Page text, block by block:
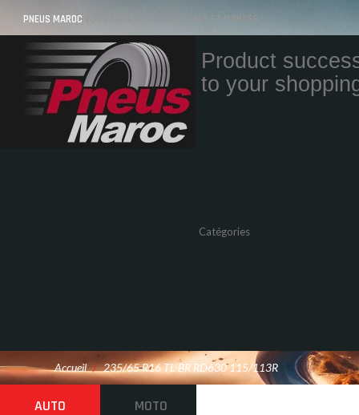
PNEUS MAROC VOS PNEUS AU MAROC LIVRÉS ET MONTÉS
Product
to your
Catégories
Accueil / 235/65 R16 TL BR RD630 115/113R
AUTO MOTO